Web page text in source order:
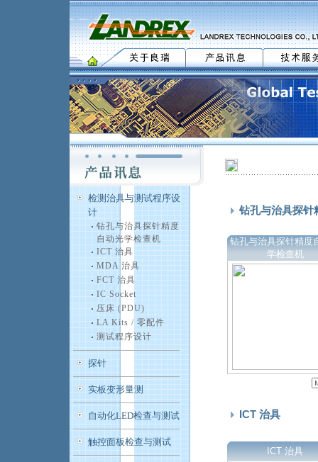
检测治具与测试程序设
计
钻孔与治具探针精度
自动光学检查机
ICT 治具
MDA 治具
FCT 治具
IC Socket
压床 (PDU)
LA Kits / 零配件
测试程序设计
探针
实板变形量测
自动化LED检查与测试
触控面板检查与测试
钻孔与治具探针
钻孔与治具探针精度
学检查机
ICT 治具
ICT 治具